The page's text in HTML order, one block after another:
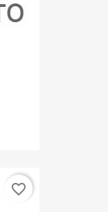
favorite_border